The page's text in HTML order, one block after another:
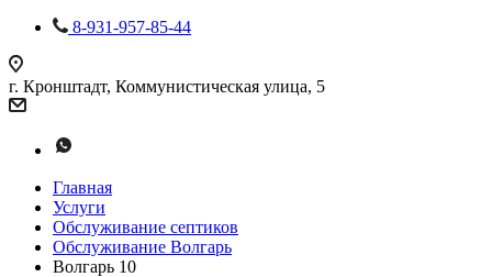
8-931-957-85-44
г. Кронштадт, Коммунистическая улица, 5
Главная
Услуги
Обслуживание септиков
Обслуживание Волгарь
Волгарь 10